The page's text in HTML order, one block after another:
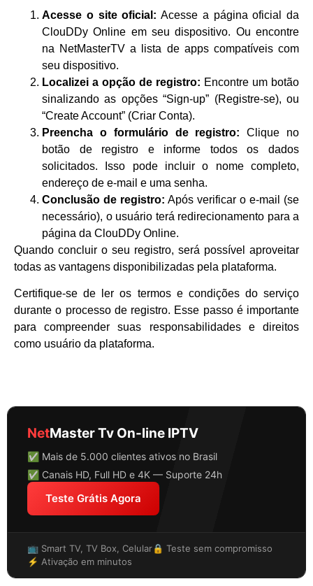
Acesse o site oficial: Acesse a página oficial da
ClouDDy Online em seu dispositivo. Ou encontre
na NetMasterTV a lista de apps compatíveis com
seu dispositivo.
Localizei a opção de registro: Encontre um botão
sinalizando as opções “Sign-up” (Registre-se), ou
“Create Account” (Criar Conta).
Preencha o formulário de registro: Clique no
botão de registro e informe todos os dados
solicitados. Isso pode incluir o nome completo,
endereço de e-mail e uma senha.
Conclusão de registro: Após verificar o e-mail (se
necessário), o usuário terá redirecionamento para a
página da ClouDDy Online.
Quando concluir o seu registro, será possível aproveitar
todas as vantagens disponibilizadas pela plataforma.
Certifique-se de ler os termos e condições do serviço
durante o processo de registro. Esse passo é importante
para compreender suas responsabilidades e direitos
como usuário da plataforma.
NetMaster Tv On-line IPTV
✅ Mais de 5.000 clientes ativos no Brasil
✅ Canais HD, Full HD e 4K — Suporte 24h
Teste Grátis Agora
📺 Smart TV, TV Box, Celular🔒 Teste sem compromisso
⚡ Ativação em minutos